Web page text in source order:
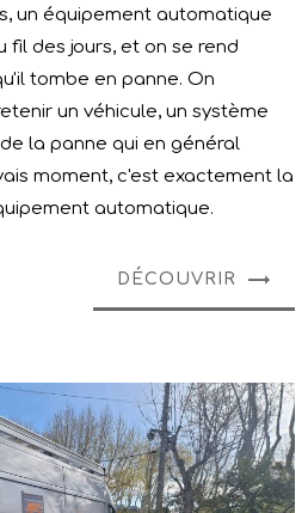
un équipement automatique
fil des jours, et on se rend
tombe en panne. On
un véhicule, un système
la panne qui en général
moment, c'est exactement la
automatique.
DÉCOUVRIR